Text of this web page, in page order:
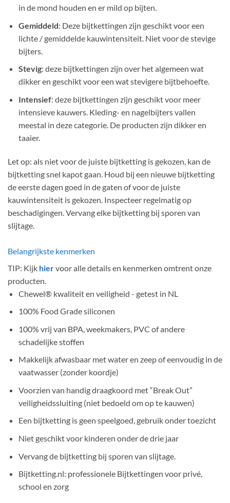
in de mond houden en er mild op bijten.
Gemiddeld: Deze bijtkettingen zijn geschikt voor een
lichte / gemiddelde kauwintensiteit. Niet voor de stevige
bijters.
Stevig: deze bijtkettingen zijn over het algemeen wat
dikker en geschikt voor een wat stevigere bijtbehoefte.
Intensief: deze bijtkettingen zijn geschikt voor meer
intensieve kauwers. Kleding- en nagelbijters vallen
meestal in deze categorie. De producten zijn dikker en
taaier.
Let op: als niet voor de juiste bijtketting is gekozen, kan de
bijtketting snel kapot gaan. Houd bij een nieuwe bijtketting
de eerste dagen goed in de gaten of voor de juiste
kauwintensiteit is gekozen. Inspecteer regelmatig op
beschadigingen. Vervang elke bijtketting bij sporen van
slijtage.
Belangrijkste kenmerken
TIP: Kijk hiervoor alle details en kenmerken omtrent onze
producten.
Chewel® kwaliteit en veiligheid - getest in NL
100% Food Grade siliconen
100% vrij van BPA, weekmakers, PVC of andere
schadelijke stoffen
Makkelijk afwasbaar met water en zeep of eenvoudig in de
vaatwasser (zonder koordje)
Voorzien van handig draagkoord met “Break Out”
veiligheidssluiting (niet bedoeld om op te kauwen)
Een bijtketting is geen speelgoed, gebruik onder toezicht
Niet geschikt voor kinderen onder de drie jaar
Vervang de bijtketting bij sporen van slijtage.
Bijtketting.nl: professionele Bijtkettingen voor privé,
school en zorg